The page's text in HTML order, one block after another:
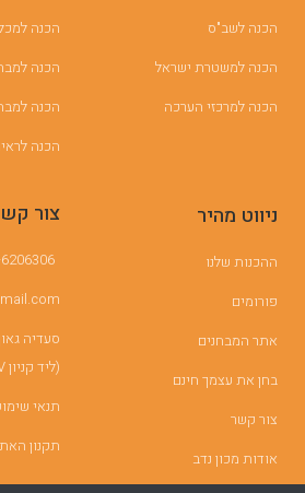
הכנה לשב"ס
הכנה למשטרת ישראל
הכנה למרכזי הערכה
הכנה
הכנה
הכנה
הכנה
ניווט מהיר
ההכנות שלנו
פורומים
אתר המבחנים
בחן את עצמך חינם
צור קשר
אודות מכון נדב
צור
(ליד קניון TLV)
תנאי
תקנון